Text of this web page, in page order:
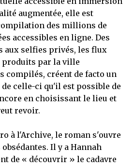
augmentée, elle est
des millions de
accessibles en ligne. Des
aux selfies privés, les flux
produits par la ville
compilés, créent de facto un
celle-ci qu'il est possible de
en choisissant le lieu et
revoir.
à l'Archive, le roman s'ouvre
Il y a Hannah
de « découvrir » le cadavre